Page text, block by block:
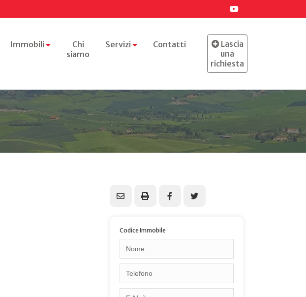
Immobili
Chi
siamo
Servizi Contatti
Lascia
una
richiesta
Codice Immobile